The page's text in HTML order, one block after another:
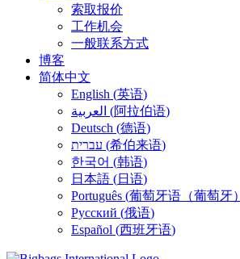
索取报价
工作机会
一般联系方式
博客
简体中文
English (英语)
العربية (阿拉伯语)
Deutsch (德语)
עברית (希伯来语)
한국어 (韩语)
日本語 (日语)
Português (葡萄牙语（葡萄牙）
Русский (俄语)
Español (西班牙语)